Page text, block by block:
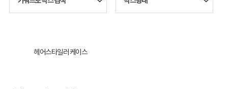
헤어스타일러 케이스